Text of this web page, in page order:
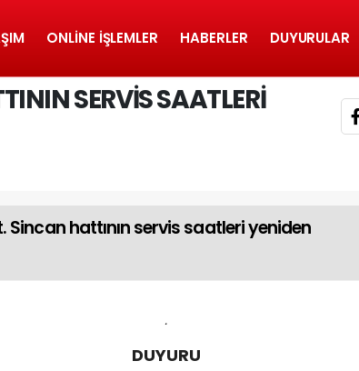
ONLINE İŞLEMLER HABERLER DUYURULAR
SERVIS SAATLERI
Sincan hattının servis saatleri yeniden
.
DUYURU